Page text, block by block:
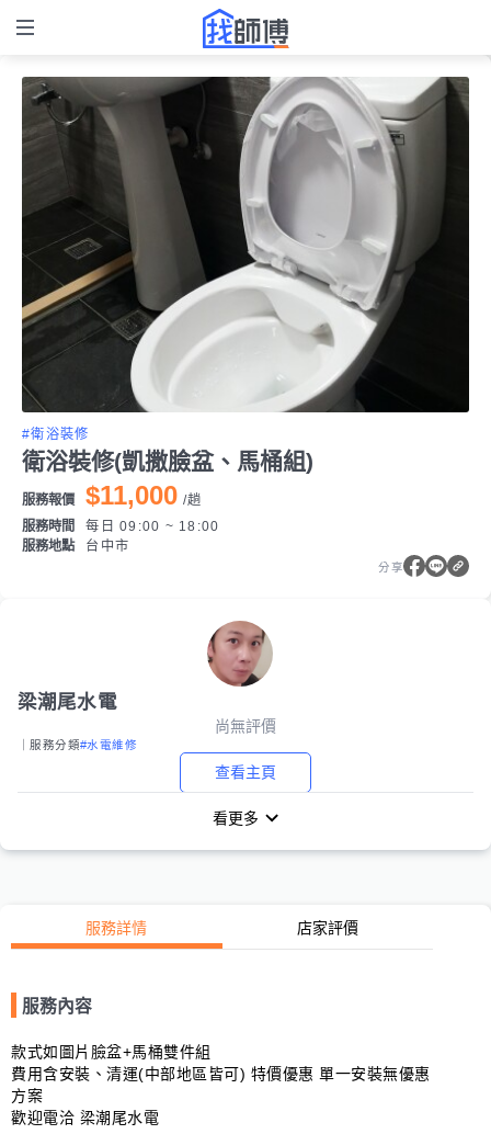
#衛浴裝修
衛浴裝修(凱撒臉盆、馬桶組)
服務報價 $11,000 /趟
服務時間
每日 09:00 ~ 18:00
服務地點
台中市
分享
梁潮尾水電
尚無評價
｜服務分類#水電維修
查看主頁
看更多
服務詳情 店家評價
服務內容
款式如圖片臉盆+馬桶雙件組
費用含安裝、清運(中部地區皆可) 特價優惠 單一安裝無優惠
方案
歡迎電洽 梁潮尾水電